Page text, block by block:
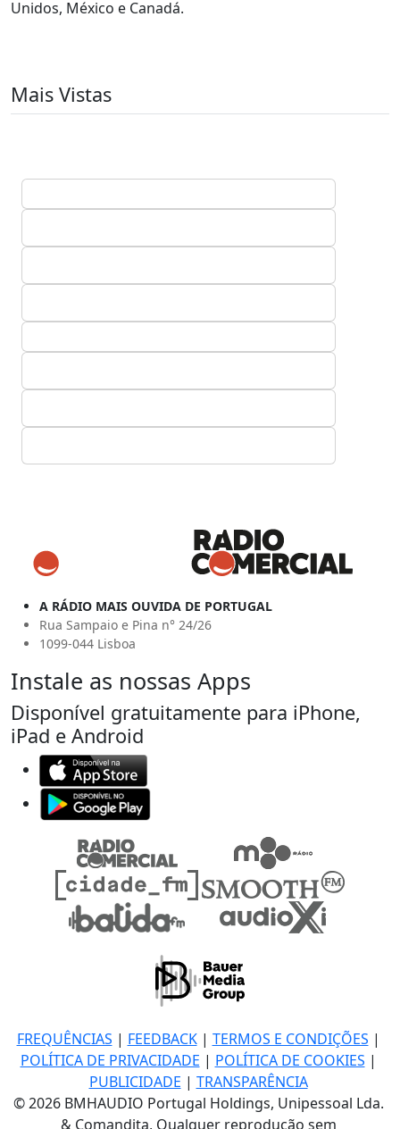
Unidos, México e Canadá.
Mais Vistas
A RÁDIO MAIS OUVIDA DE PORTUGAL
Rua Sampaio e Pina n° 24/26
1099-044 Lisboa
Instale as nossas Apps
Disponível gratuitamente para iPhone,
iPad e Android
FREQUÊNCIAS | FEEDBACK| TERMOS E CONDIÇÕES |
POLÍTICA DE PRIVACIDADE | POLÍTICA DE COOKIES |
PUBLICIDADE | TRANSPARÊNCIA
© 2026 BMHAUDIO Portugal Holdings, Unipessoal Lda.
& Comandita, Qualquer reprodução sem